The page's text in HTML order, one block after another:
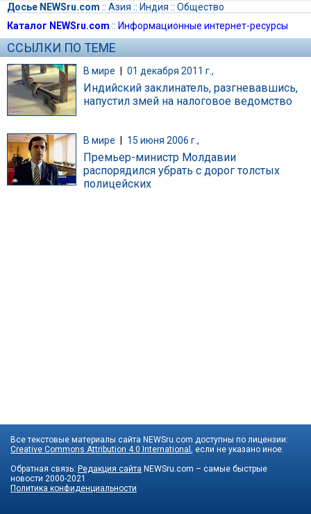
Досье NEWSru.com :: Азия :: Индия :: Общество
Каталог NEWSru.com :: Информационные интернет-ресурсы
ССЫЛКИ ПО ТЕМЕ
В мире | 01 декабря 2011 г.,
Индийский заклинатель, разгневавшись,
напустил змей на налоговое ведомство
В мире 15 июня 2006 г.,
Премьер-министр Молдавии
распорядился убрать с дорог толстых
полицейских
Все текстовые материалы сайта NEWSru.com доступны по лицензии:
Creative Commons Attribution 4.0 International , если не указано иное.
Обратная связь: Редакция сайта NEWSru.com – самые быстрые
новости 2000-2021
Политика конфиденциальности